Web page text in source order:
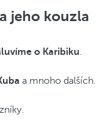
jeho kouzla
o Karibiku.
a mnoho dalších.